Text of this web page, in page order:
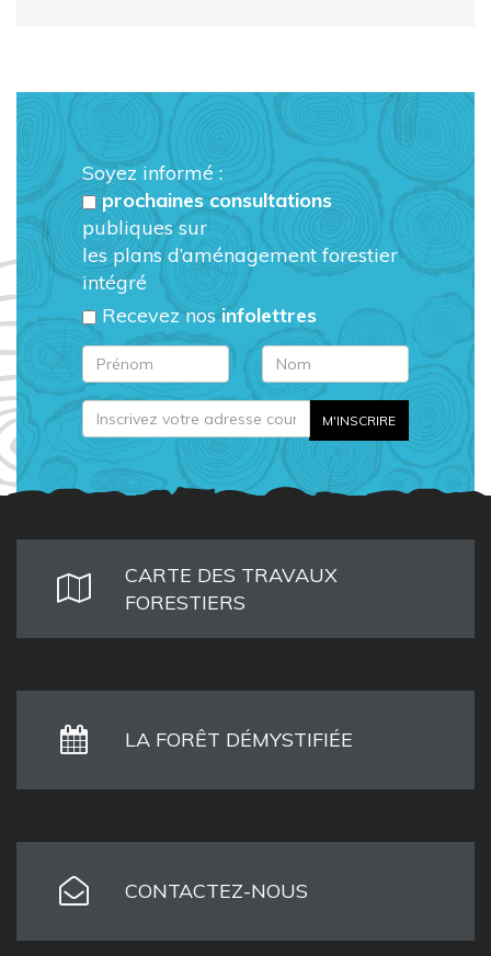
Soyez informé :
prochaines consultations
publiques sur
les plans d’aménagement forestier
intégré
Recevez nosinfolettres
CARTE DES TRAVAUX
FORESTIERS
LA FORÊT DÉMYSTIFIÉE
CONTACTEZ-NOUS